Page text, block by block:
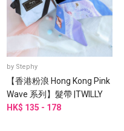
by Stephy
【香港粉浪 Hong Kong Pink
Wave 系列】髮帶 |TWILLY
長圍巾| 手袋綁帶｜
HK$ 135 - 178